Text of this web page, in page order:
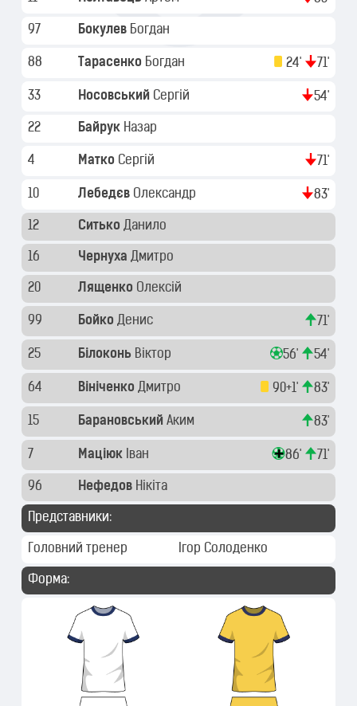
97 Бокулев Богдан
88 Тарасенко Богдан 24' 71'
33 Носовський Сергій 54'
22 Байрук Назар
4 Матко Сергій 71'
10 Лебедєв Олександр 83'
12 Ситько Данило
16 Чернуха Дмитро
20 Лященко Олексій
99 Бойко Денис 71'
25 Білоконь Віктор 56' 54'
64 Вініченко Дмитро 90+1' 83'
15 Барановський Аким 83'
7 Маціюк Іван 86' 71'
96 Нефедов Нікіта
Представники:
Головний тренер Ігор Солоденко
Форма: